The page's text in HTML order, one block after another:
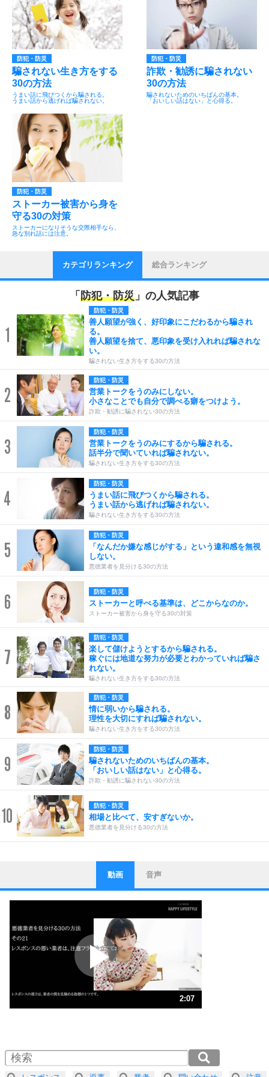
防犯・防災
騙されない生き方をする
30の方法
うまい話に飛びつくから騙される。
うまい話から逃げれば騙されない。
防犯・防災
詐欺・勧誘に騙されない
30の方法
騙されないためのいちばんの基本。
「おいしい話はない」と心得る。
防犯・防災
ストーカー被害から身を
守る30の対策
ストーカーになりそうな交際相手なら、
急な別れ話には注意。
カテゴリランキング 総合ランキング
「 防犯・防災 」の人気記事
1
防犯・防災
善人願望が強く、好印象にこだわるから騙され
る。
善人願望を捨て、悪印象を受け入れれば騙されな
い。
騙されない生き方をする30の方法
2
防犯・防災
営業トークをうのみにしない。
小さなことでも自分で調べる癖をつけよう。
詐欺・勧誘に騙されない30の方法
3
防犯・防災
営業トークをうのみにするから騙される。
話半分で聞いていれば騙されない。
騙されない生き方をする30の方法
4
防犯・防災
うまい話に飛びつくから騙される。
うまい話から逃げれば騙されない。
騙されない生き方をする30の方法
5
防犯・防災
「なんだか嫌な感じがする」という違和感を無視
しない。
悪徳業者を見分ける30の方法
6 防犯・防災
ストーカーと呼べる基準は、どこからなのか。
ストーカー被害から身を守る30の対策
7
防犯・防災
楽して儲けようとするから騙される。
稼ぐには地道な努力が必要とわかっていれば騙さ
れない。
騙されない生き方をする30の方法
8
防犯・防災
情に弱いから騙される。
理性を大切にすれば騙されない。
騙されない生き方をする30の方法
9
防犯・防災
騙されないためのいちばんの基本。
「おいしい話はない」と心得る。
詐欺・勧誘に騙されない30の方法
10 防犯・防災
相場と比べて、安すぎないか。
悪徳業者を見分ける30の方法
1
ストレス対策
他人と比べない。
いっそのこと、他人を見ない。
いらいらしない人になる30の方法
プラス思考
ポジティブになれない原因は、行動しないから。
ポジティブ思考になる30の方法
ストレス対策
人生、なんとかなるもの。
気楽に生きる30の方法
4 器の大きい人は、怒りを優しさで表現する。
動画 音声
2:07
2.0倍速 （250KB 1分3秒）
2.5倍速 （200KB 51秒）